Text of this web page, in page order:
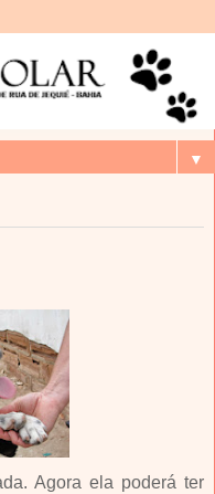
▼
Agora ela poderá ter